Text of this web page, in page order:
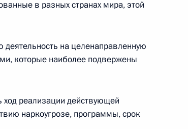
космическими
в разных странах мира, этой
на целенаправленную
которые наиболее подвержены
ход реализации действующей
наркоугрозе, программы, срок